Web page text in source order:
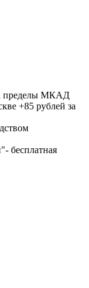
пределы МКАД
+85 рублей за
бесплатная